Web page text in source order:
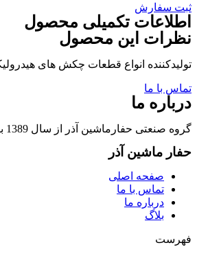
ثبت سفارش
اطلاعات تکمیلی محصول
نظرات این محصول
تولیدکننده انواع قطعات چکش های
تماس با ما
درباره ما
گروه صنعتی حفارماشین آذر از سال 1389 با برند HMA فعالیت خود را در زمینه تولید قطعات چکشهای هیدرولیکی و قطعات وابسته آغاز نمود.
حفار ماشین آذر
صفحه اصلی
تماس با ما
درباره ما
بلاگ
فهرست